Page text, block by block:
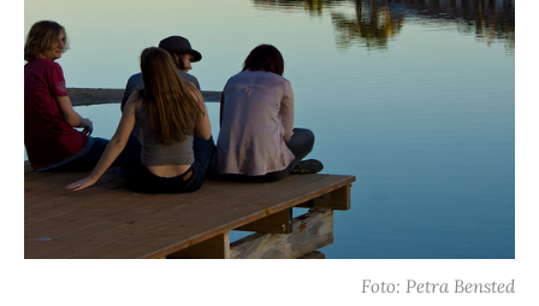
Foto: Petra Bensted